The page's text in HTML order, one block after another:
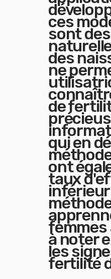
ces
sont
des
ne
de
qui en
ont
taux
femmes
à noter
les
fertilité